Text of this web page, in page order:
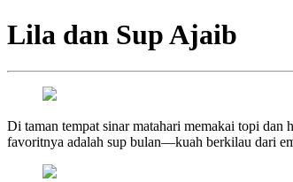
Lila dan Sup Ajaib
Di taman tempat sinar matahari memakai topi
favoritnya adalah sup bulan—kuah berkilau dari